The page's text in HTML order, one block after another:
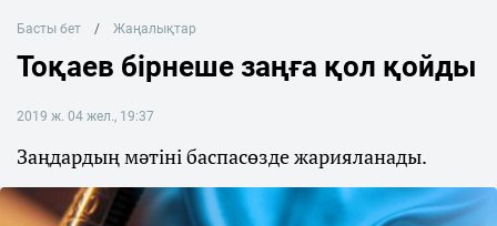
Басты бет Жаңалықтар
Тоқаев бірнеше заңға қол қойды
2019 ж. 04 жел., 19:37
Заңдардың мәтіні баспасөзде жарияланады.